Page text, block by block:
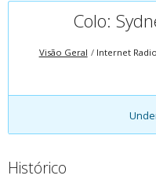
Colo:
Visão Geral Internet
Histórico